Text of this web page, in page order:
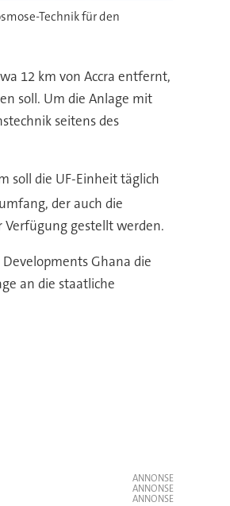
Technik für den
12 km von Accra entfernt,
soll. Um die Anlage mit
seitens des
soll die UF-Einheit täglich
der auch die
gestellt werden.
Ghana die
an die staatliche